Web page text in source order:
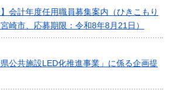
会計年度任用職員募集案内（ひきこもり
崎市、応募期限：令和8年8月21日）
公共施設LED化推進事業」に係る企画提